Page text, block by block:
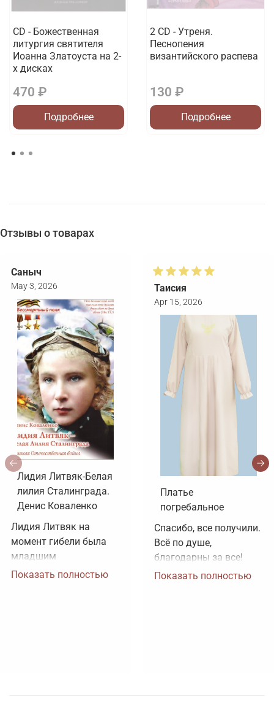
CD - Божественная
литургия святителя
Иоанна Златоуста на 2-
х дисках
470 ₽
Подробнее
2 CD - Утреня.
Песнопения
византийского распева
130 ₽
Подробнее
Отзывы о товарах
Саныч
May 3, 2026
Лидия Литвяк-Белая
лилия Сталинграда.
Денис Коваленко
Лидия Литвяк на
момент гибели была
младшим
лейтенантом.
Показать полностью
Таисия
Apr 15, 2026
Платье
погребальное
Спасибо, все получили.
Всё по душе,
благодарны за все!
Показать полностью